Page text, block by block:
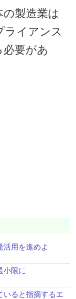
製造業は
ライアンス
必要があ
用を進めよ
小限に
いると指摘するエ